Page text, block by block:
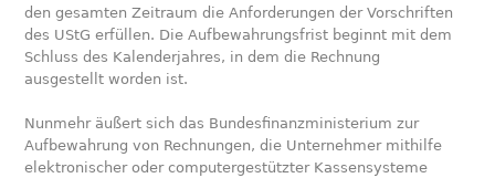
den gesamten Zeitraum die Anforderungen der Vorschriften
des UStG erfüllen. Die Aufbewahrungsfrist beginnt mit dem
Schluss des Kalenderjahres, in dem die Rechnung
ausgestellt worden ist.
Nunmehr äußert sich das Bundesfinanzministerium zur
Aufbewahrung von Rechnungen, die Unternehmer mithilfe
elektronischer oder computergestützter Kassensysteme